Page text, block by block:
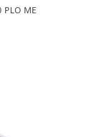
PLO ME